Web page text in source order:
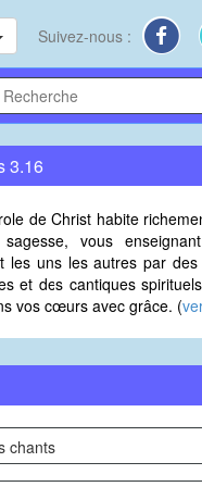
Suivez-nous :
3.16
de Christ habite
vous
les uns les autres par des
et des cantiques
vos cœurs avec grâce. (